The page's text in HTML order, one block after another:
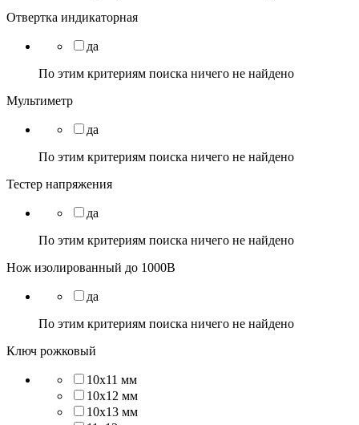
Отвертка индикаторная
да
По этим критериям поиска ничего не найдено
Мультиметр
да
По этим критериям поиска ничего не найдено
Тестер напряжения
да
По этим критериям поиска ничего не найдено
Нож изолированный до 1000В
да
По этим критериям поиска ничего не найдено
Ключ рожковый
10х11 мм
10х12 мм
10х13 мм